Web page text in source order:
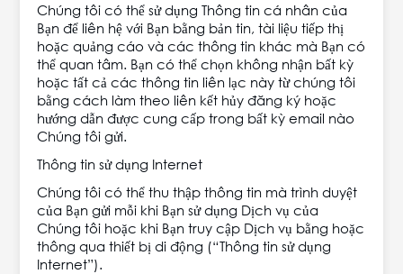
Chúng tôi có thể sử dụng Thông tin cá nhân của
Bạn để liên hệ với Bạn bằng bản tin, tài liệu tiếp thị
hoặc quảng cáo và các thông tin khác mà Bạn có
thể quan tâm. Bạn có thể chọn không nhận bất kỳ
hoặc tất cả các thông tin liên lạc này từ chúng tôi
bằng cách làm theo liên kết hủy đăng ký hoặc
hướng dẫn được cung cấp trong bất kỳ email nào
Chúng tôi gửi.
Thông tin sử dụng Internet
Chúng tôi có thể thu thập thông tin mà trình duyệt
của Bạn gửi mỗi khi Bạn sử dụng Dịch vụ của
Chúng tôi hoặc khi Bạn truy cập Dịch vụ bằng hoặc
thông qua thiết bị di động (“Thông tin sử dụng
Internet”).